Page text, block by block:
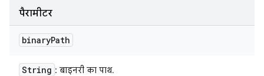
पैरामीटर
binaryPath
String : बाइनरी का पाथ.